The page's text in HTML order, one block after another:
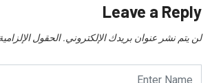
Leave a Reply
لن يتم نشر عنوان بريدك الإلكتروني. الحقول